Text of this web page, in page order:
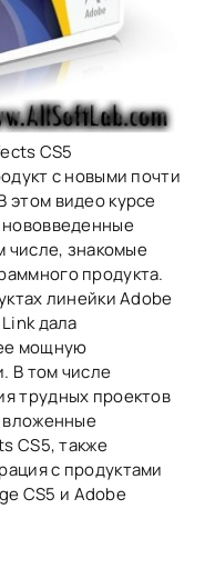
CS5
с новыми почти
этом видео курсе
числе, знакомые
продукта.
линейки Adobe
дала
мощную
В том числе
трудных проектов
вложенные
CS5, также
с продуктами
CS5 и Adobe